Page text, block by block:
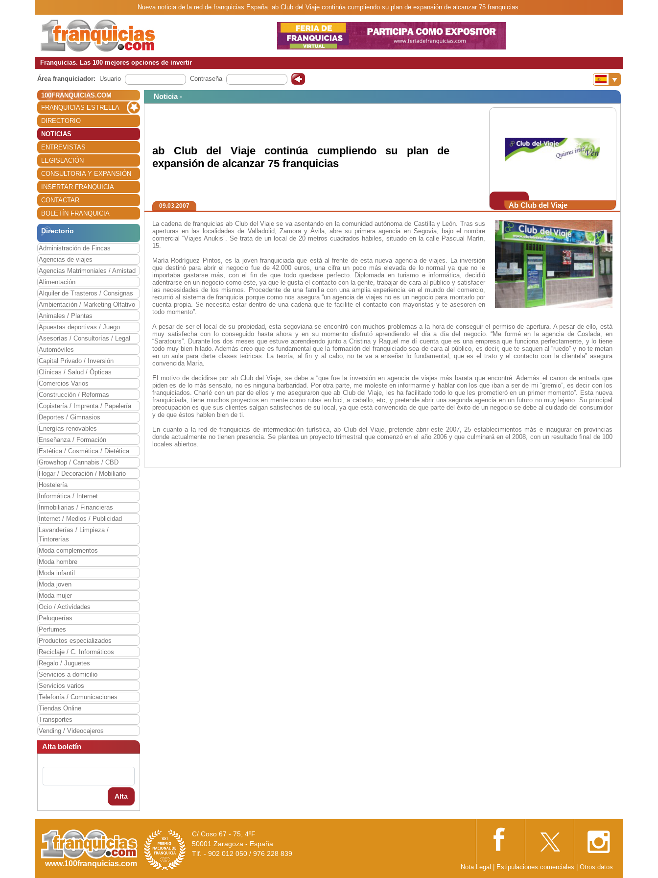
Nueva noticia de la red de franquicias España. ab Club del Viaje continúa cumpliendo su plan de expansión de alcanzar 75 franquicias.
Franquicias. Las 100 mejores opciones de invertir
Área franquiciador: Usuario Contraseña
100FRANQUICIAS.COM
FRANQUICIAS ESTRELLA
DIRECTORIO
NOTICIAS
ENTREVISTAS
LEGISLACIÓN
CONSULTORIA Y EXPANSIÓN
INSERTAR FRANQUICIA
CONTACTAR
BOLETÍN FRANQUICIA
Directorio
Administración de Fincas
Agencias de viajes
Agencias Matrimoniales / Amistad
Alimentación
Alquiler de Trasteros / Consignas
Ambientación / Marketing Olfativo
Animales / Plantas
Apuestas deportivas / Juego
Asesorías / Consultorías / Legal
Automóviles
Capital Privado / Inversión
Clínicas / Salud / Ópticas
Comercios Varios
Construcción / Reformas
Copistería / Imprenta / Papelería
Deportes / Gimnasios
Energías renovables
Enseñanza / Formación
Estética / Cosmética / Dietética
Growshop / Cannabis / CBD
Hogar / Decoración / Mobiliario
Hostelería
Informática / Internet
Inmobiliarias / Financieras
Internet / Medios / Publicidad
Lavanderías / Limpieza /
Tintorerías
Moda complementos
Moda hombre
Moda infantil
Moda joven
Moda mujer
Ocio / Actividades
Peluquerías
Perfumes
Productos especializados
Reciclaje / C. Informáticos
Regalo / Juguetes
Servicios a domicilio
Servicios varios
Telefonía / Comunicaciones
Tiendas Online
Transportes
Vending / Videocajeros
Alta boletín
Alta
Noticia -
Ab Club del Viaje
ab Club del Viaje continúa cumpliendo su plan de
expansión de alcanzar 75 franquicias
09.03.2007
La cadena de franquicias ab Club del Viaje se va asentando en la comunidad autónoma de Castilla y León. Tras sus
aperturas en las localidades de Valladolid, Zamora y Ávila, abre su primera agencia en Segovia, bajo el nombre
comercial “Viajes Anukis”. Se trata de un local de 20 metros cuadrados hábiles, situado en la calle Pascual Marín,
15.
María Rodríguez Pintos, es la joven franquiciada que está al frente de esta nueva agencia de viajes. La inversión
que destinó para abrir el negocio fue de 42.000 euros, una cifra un poco más elevada de lo normal ya que no le
importaba gastarse más, con el fin de que todo quedase perfecto. Diplomada en turismo e informática, decidió
adentrarse en un negocio como éste, ya que le gusta el contacto con la gente, trabajar de cara al público y satisfacer
las necesidades de los mismos. Procedente de una familia con una amplia experiencia en el mundo del comercio,
recurrió al sistema de franquicia porque como nos asegura “un agencia de viajes no es un negocio para montarlo por
cuenta propia. Se necesita estar dentro de una cadena que te facilite el contacto con mayoristas y te asesoren en
todo momento”.
A pesar de ser el local de su propiedad, esta segoviana se encontró con muchos problemas a la hora de conseguir el permiso de apertura. A pesar de ello, está
muy satisfecha con lo conseguido hasta ahora y en su momento disfrutó aprendiendo el día a día del negocio. “Me formé en la agencia de Coslada, en
“Saratours”. Durante los dos meses que estuve aprendiendo junto a Cristina y Raquel me dí cuenta que es una empresa que funciona perfectamente, y lo tiene
todo muy bien hilado. Además creo que es fundamental que la formación del franquiciado sea de cara al público, es decir, que te saquen al “ruedo” y no te metan
en un aula para darte clases teóricas. La teoría, al fin y al cabo, no te va a enseñar lo fundamental, que es el trato y el contacto con la clientela” asegura
convencida María.
El motivo de decidirse por ab Club del Viaje, se debe a “que fue la inversión en agencia de viajes más barata que encontré. Además el canon de entrada que
piden es de lo más sensato, no es ninguna barbaridad. Por otra parte, me moleste en informarme y hablar con los que iban a ser de mi “gremio”, es decir con los
franquiciados. Charlé con un par de ellos y me aseguraron que ab Club del Viaje, les ha facilitado todo lo que les prometieró en un primer momento”. Esta nueva
franquiciada, tiene muchos proyectos en mente como rutas en bici, a caballo, etc, y pretende abrir una segunda agencia en un futuro no muy lejano. Su principal
preocupación es que sus clientes salgan satisfechos de su local, ya que está convencida de que parte del éxito de un negocio se debe al cuidado del consumidor
y de que éstos hablen bien de ti.
En cuanto a la red de franquicias de intermediación turística, ab Club del Viaje, pretende abrir este 2007, 25 establecimientos más e inaugurar en provincias
donde actualmente no tienen presencia. Se plantea un proyecto trimestral que comenzó en el año 2006 y que culminará en el 2008, con un resultado final de 100
locales abiertos.
www.100franquicias.com
C/ Coso 67 - 75, 4ºF
50001 Zaragoza - España
Tlf. - 902 012 050 / 976 228 839
Nota Legal Estipulaciones comerciales Otros datos